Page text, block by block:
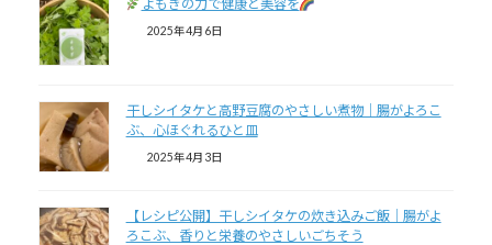
よもぎの力で健康と美容を
2025年4月6日
干しシイタケと高野豆腐のやさしい煮物｜腸がよろこ
ぶ、心ほぐれるひと皿
2025年4月3日
【レシピ公開】干しシイタケの炊き込みご飯｜腸がよ
ろこぶ、香りと栄養のやさしいごちそう